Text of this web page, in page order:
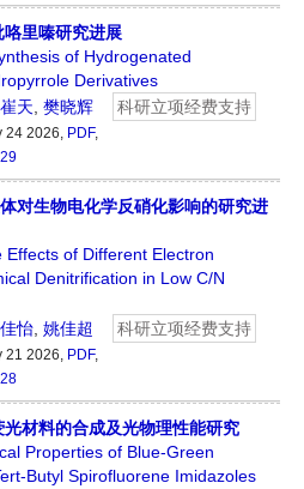
咯里嗪研究进展
of Hydrogenated
Derivatives
天 樊晓辉 科研立项经费支持
24 2026, PDF,
对生物电化学反硝化影响的研究进
of Different Electron
Denitrification in Low C/N
怡 姚佳超 科研立项经费支持
21 2026, PDF,
材料的合成及光物理性能研究
Properties of Blue-Green
Butyl Spirofluorene Imidazoles